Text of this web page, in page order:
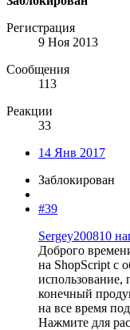
Регистрация
9 Ноя 2013
Сообщения
113
Реакции
33
14 Янв 2017
Заблокирован
#39
Sergey200810
Доброго
на ShopScript с
использование,
конечный
на все время
Нажмите для